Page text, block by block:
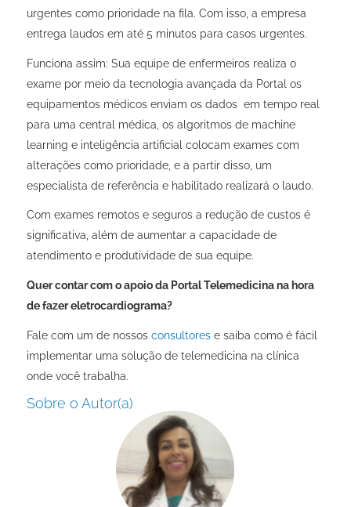
urgentes como prioridade na fila. Com isso, a empresa
entrega laudos em até 5 minutos para casos urgentes.
Funciona assim: Sua equipe de enfermeiros realiza o
exame por meio da tecnologia avançada da Portal os
equipamentos médicos enviam os dados em tempo real
para uma central médica, os algoritmos de machine
learning e inteligência artificial colocam exames com
alterações como prioridade, e a partir disso, um
especialista de referência e habilitado realizará o laudo.
Com exames remotos e seguros a redução de custos é
significativa, além de aumentar a capacidade de
atendimento e produtividade de sua equipe.
Quer contar com o apoio da Portal Telemedicina na hora
de fazer eletrocardiograma?
Fale com um de nossos consultorese saiba como é fácil
implementar uma solução de telemedicina na clínica
onde você trabalha.
Sobre o Autor(a)